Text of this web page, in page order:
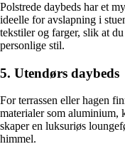
Polstrede daybeds har et
ideelle for avslapning i
tekstiler og farger, slik at
personlige stil.
5. Utendørs daybeds
For terrassen eller hagen
materialer som aluminium,
skaper en luksuriøs
himmel.